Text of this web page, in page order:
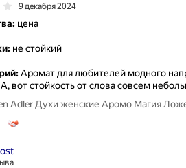
9 декабря 2024
цена
не стойкий
Аромат для любителей модного
вот стойкость от слова совсем
Adler Духи женские Аромо Магия